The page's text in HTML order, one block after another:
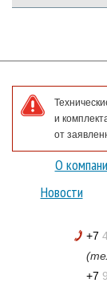
и
от
О
Новости
+7
+7